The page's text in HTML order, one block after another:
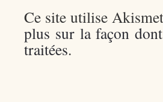
Ce site utilise
plus sur la façon
traitées.